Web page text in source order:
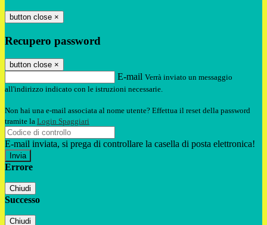
button close ×
Recupero password
button close ×
E-mail Verrà inviato un messaggio
all'indirizzo indicato con le istruzioni necessarie.
Non hai una e-mail associata al nome utente? Effettua il reset della password
tramite la Login Spaggiari
E-mail inviata, si prega di controllare la casella di posta elettronica!
Errore
Chiudi
Successo
Chiudi